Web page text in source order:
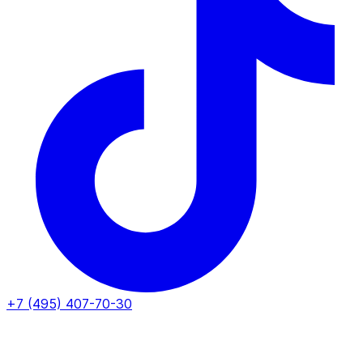
+7 (495) 407-70-30